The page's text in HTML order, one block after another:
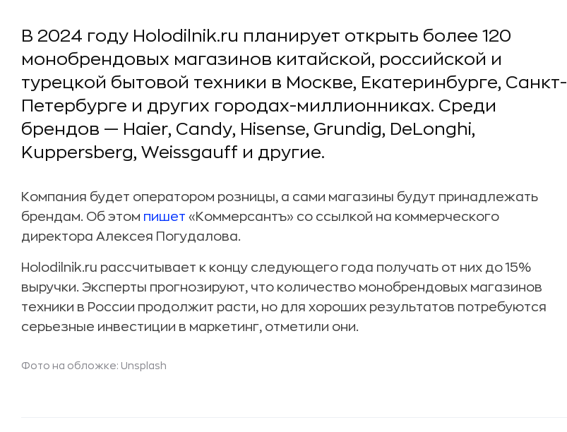
В 2024 году Holodilnik.ru планирует открыть более 120
монобрендовых магазинов китайской, российской и
турецкой бытовой техники в Москве, Екатеринбурге, Санкт-
Петербурге и других городах-миллионниках. Среди
брендов — Haier, Candy, Hisense, Grundig, DeLonghi,
Kuppersberg, Weissgauff и другие.
Компания будет оператором розницы, а сами магазины будут принадлежать
брендам. Об этом пишет «Коммерсантъ» со ссылкой на коммерческого
директора Алексея Погудалова.
Holodilnik.ru рассчитывает к концу следующего года получать от них до 15%
выручки. Эксперты прогнозируют, что количество монобрендовых магазинов
техники в России продолжит расти, но для хороших результатов потребуются
серьезные инвестиции в маркетинг, отметили они.
Фото на обложке: Unsplash